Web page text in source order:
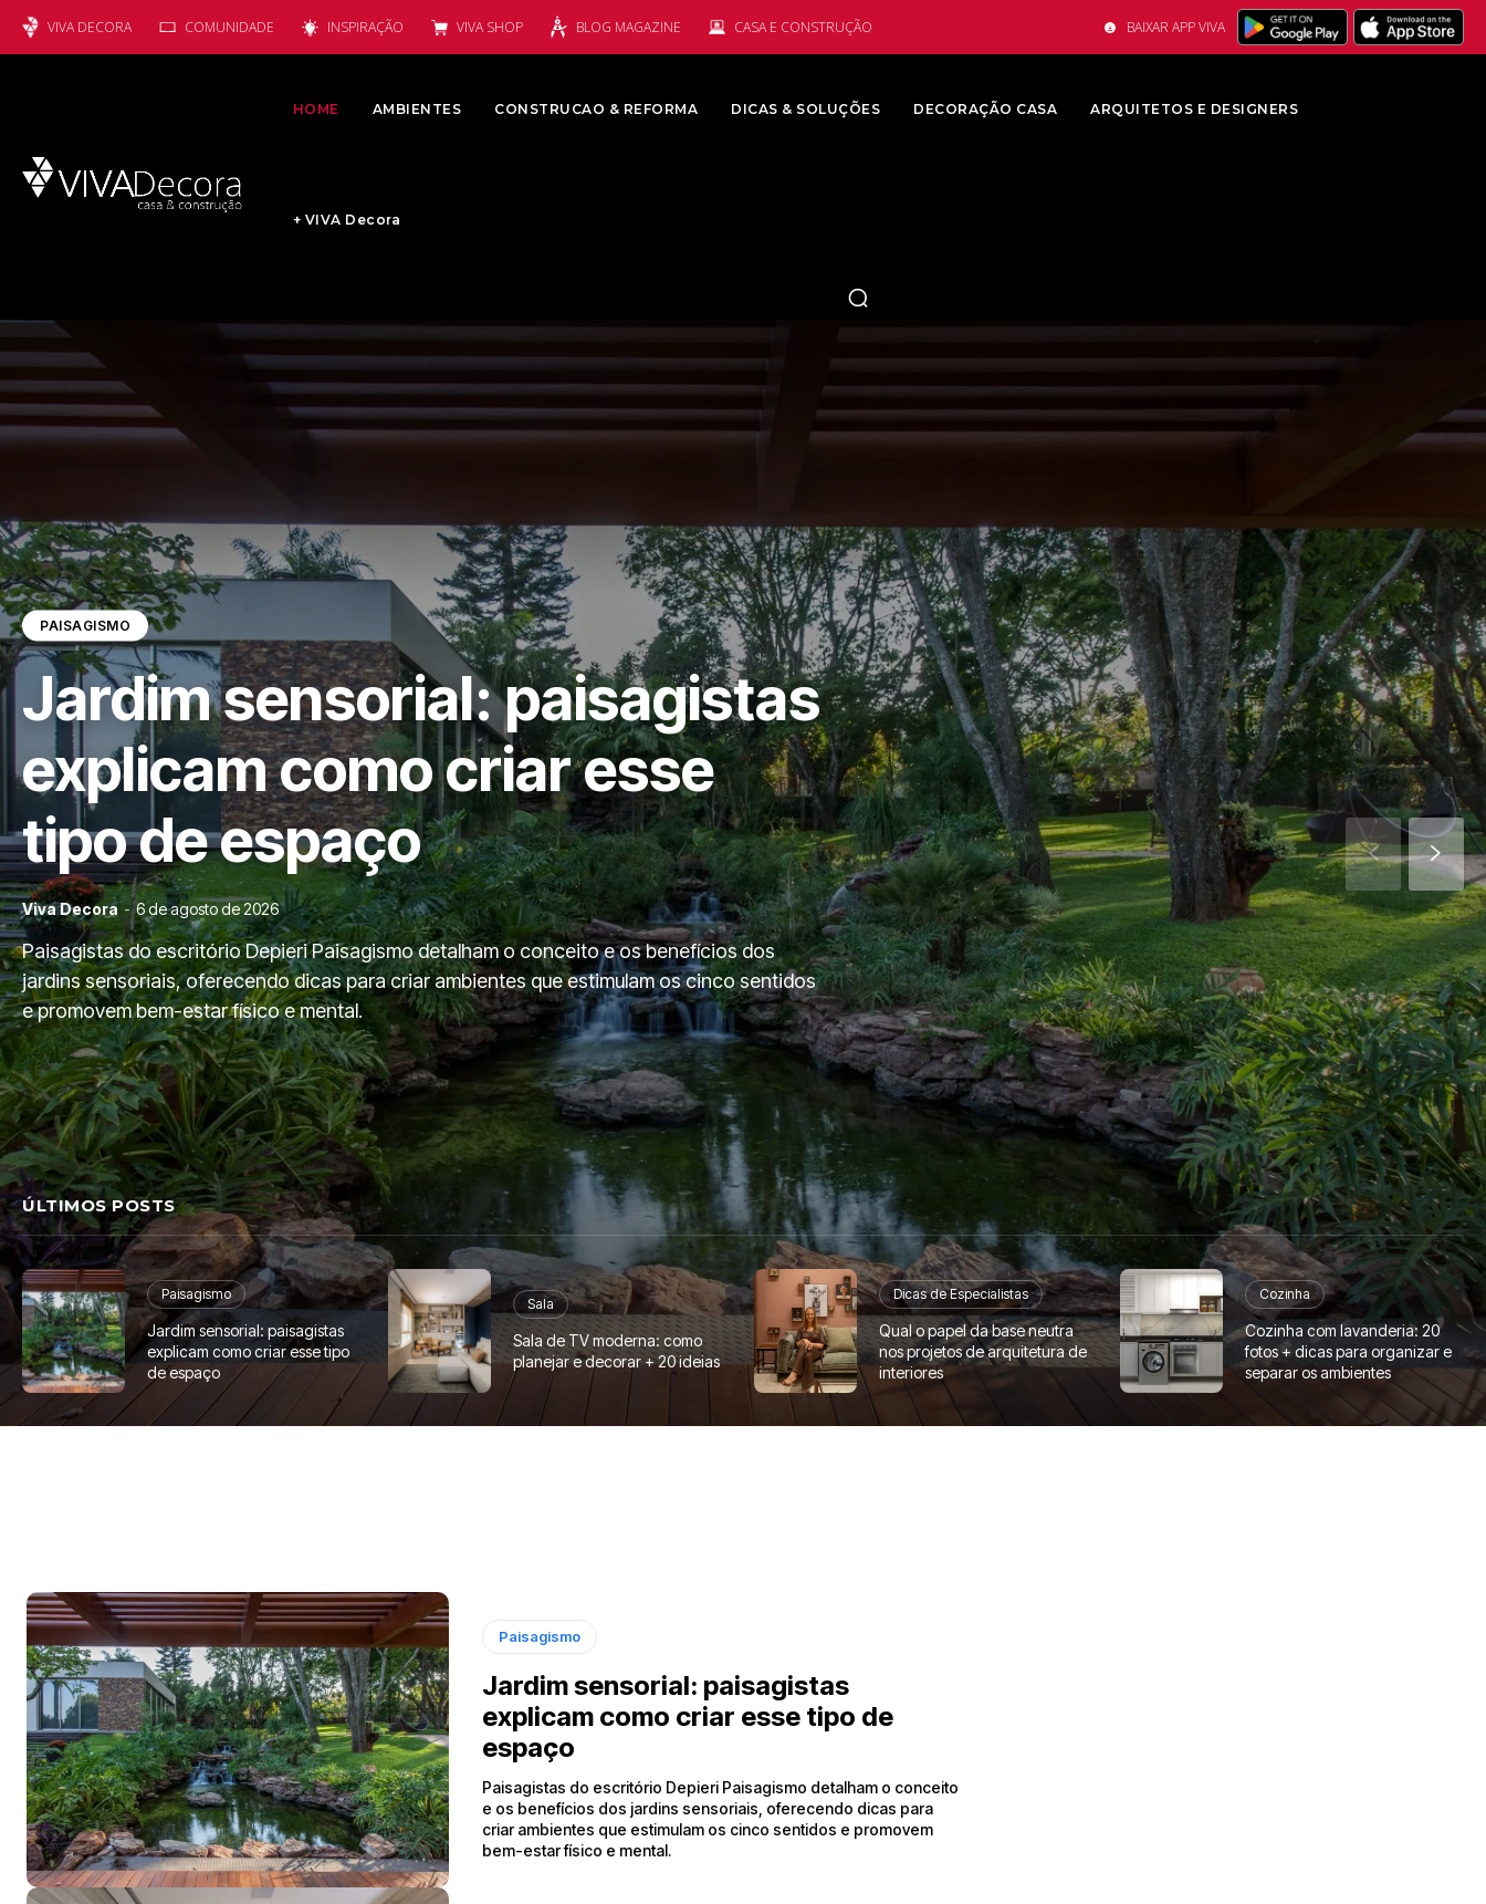
VIVA DECORA COMUNIDADE INSPIRAÇÃO VIVA SHOP BLOG MAGAZINE CASA E CONSTRUÇÃO BAIXAR APP VIVA
HOME AMBIENTES CONSTRUCAO & REFORMA DICAS & SOLUÇÕES DECORAÇÃO CASA ARQUITETOS E DESIGNERS
+ VIVA Decora
PAISAGISMO
Jardim sensorial: paisagistas
explicam como criar esse
tipo de espaço
Viva Decora - 6 de agosto de 2026
Paisagistas do escritório Depieri Paisagismo detalham o conceito e os benefícios dos
jardins sensoriais, oferecendo dicas para criar ambientes que estimulam os cinco sentidos
e promovem bem-estar físico e mental.
ÚLTIMOS POSTS
Paisagismo
Jardim sensorial: paisagistas
explicam como criar esse tipo
de espaço
Sala
Sala de TV moderna: como
planejar e decorar + 20 ideias
Dicas de Especialistas
Qual o papel da base neutra
nos projetos de arquitetura de
interiores
Cozinha
Cozinha com lavanderia: 20
fotos + dicas para organizar e
separar os ambientes
Paisagismo
Jardim sensorial: paisagistas
explicam como criar esse tipo de
espaço
Paisagistas do escritório Depieri Paisagismo detalham o conceito
e os benefícios dos jardins sensoriais, oferecendo dicas para
criar ambientes que estimulam os cinco sentidos e promovem
bem-estar físico e mental.